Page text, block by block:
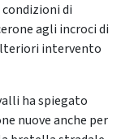
di
agli incroci di
intervento
ha spiegato
nuove anche per